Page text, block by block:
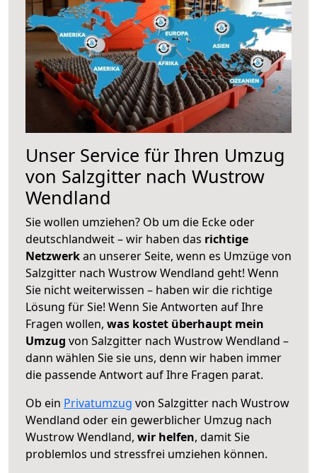
Unser Service für Ihren Umzug
von Salzgitter nach Wustrow
Wendland
Sie wollen umziehen? Ob um die Ecke oder
deutschlandweit – wir haben das richtige
Netzwerkan unserer Seite, wenn es Umzüge von
Salzgitter nach Wustrow Wendland geht! Wenn
Sie nicht weiterwissen – haben wir die richtige
Lösung für Sie! Wenn Sie Antworten auf Ihre
Fragen wollen, was kostet überhaupt mein
Umzug von Salzgitter nach Wustrow Wendland –
dann wählen Sie sie uns, denn wir haben immer
die passende Antwort auf Ihre Fragen parat.
Ob ein Privatumzug von Salzgitter nach Wustrow
Wendland oder ein gewerblicher Umzug nach
Wustrow Wendland, wir helfen, damit Sie
problemlos und stressfrei umziehen können.